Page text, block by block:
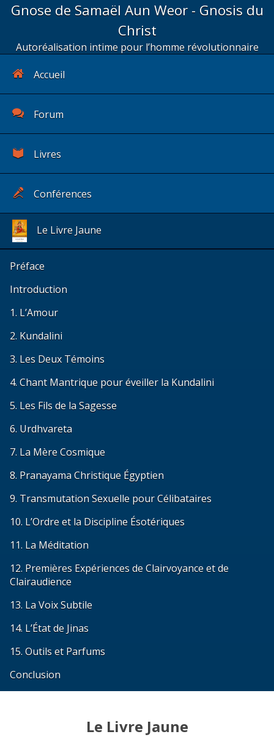
Gnose de Samaël Aun Weor - Gnosis du
Christ
Autoréalisation intime pour l’homme révolutionnaire
Accueil
Forum
Livres
Conférences
Le Livre Jaune
Préface
Introduction
1. L’Amour
2. Kundalini
3. Les Deux Témoins
4. Chant Mantrique pour éveiller la Kundalini
5. Les Fils de la Sagesse
6. Urdhvareta
7. La Mère Cosmique
8. Pranayama Christique Égyptien
9. Transmutation Sexuelle pour Célibataires
10. L’Ordre et la Discipline Ésotériques
11. La Méditation
12. Premières Expériences de Clairvoyance et de
Clairaudience
13. La Voix Subtile
14. L’État de Jinas
15. Outils et Parfums
Conclusion
Le Livre Jaune